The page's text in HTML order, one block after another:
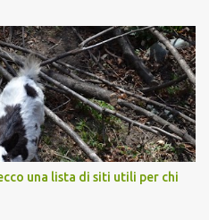
una lista di siti utili per chi